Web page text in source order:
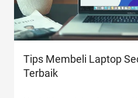
Tips Membeli Laptop
Terbaik